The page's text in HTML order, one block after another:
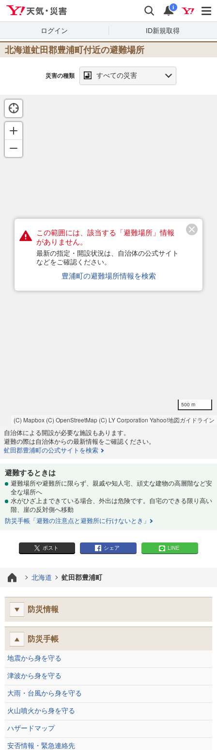
検索 通知
i
ログイン ID新規取得
北海道虻田郡豊浦町 付近の避難場所
災害の種類 すべての災害
500 m
(C) Mapbox (C) OpenStreetMap (C) LY Corporation Yahoo!地図ガイドライン
この範囲には、該当する「避難場所」情報
がありません。
最新の指定・開設状況は、自治体の公式サイト
などをご確認ください。
豊浦町の避難場所情報を検索
自治体による開設が必要な施設もあります。
避難の際は自治体からの最新情報をご確認ください。
虻田郡豊浦町の公式サイトを検索
避難するときは
避難場所や避難所に限らず、親戚や知人宅、頑丈な建物の高層階など安
全な場所へ
水がひざ上まできている場合、外出は危険です。自宅のできる限り高い
階、崖の反対側へ移動
防災手帳「避難の注意点と避難所に行けないとき」
ポスト シェア LINE
北海道 虻田郡豊浦町
防災情報
防災手帳
地震から身を守る
津波から身を守る
大雨・台風から身を守る
火山噴火から身を守る
ハザードマップ
安否情報・緊急連絡先